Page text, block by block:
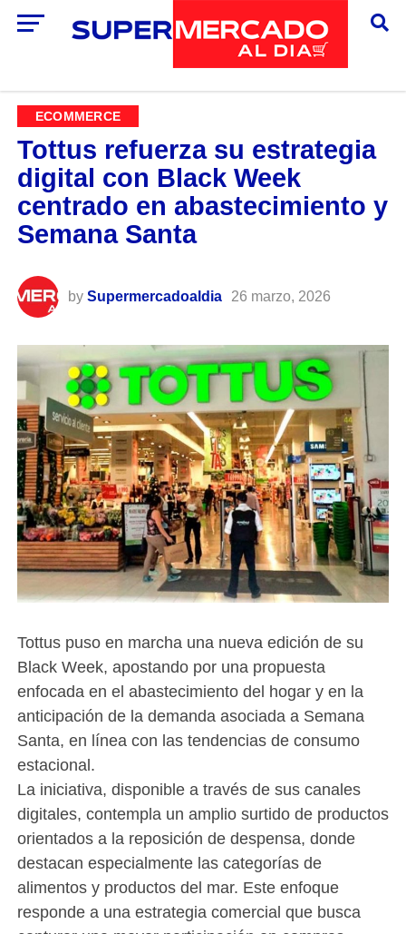
ECOMMERCE
Tottus refuerza su estrategia
digital con Black Week
centrado en abastecimiento y
Semana Santa
by Supermercadoaldia 26 marzo, 2026
Tottus puso en marcha una nueva edición de su
Black Week, apostando por una propuesta
enfocada en el abastecimiento del hogar y en la
anticipación de la demanda asociada a Semana
Santa, en línea con las tendencias de consumo
estacional.
La iniciativa, disponible a través de sus canales
digitales, contempla un amplio surtido de productos
orientados a la reposición de despensa, donde
destacan especialmente las categorías de
alimentos y productos del mar. Este enfoque
responde a una estrategia comercial que busca